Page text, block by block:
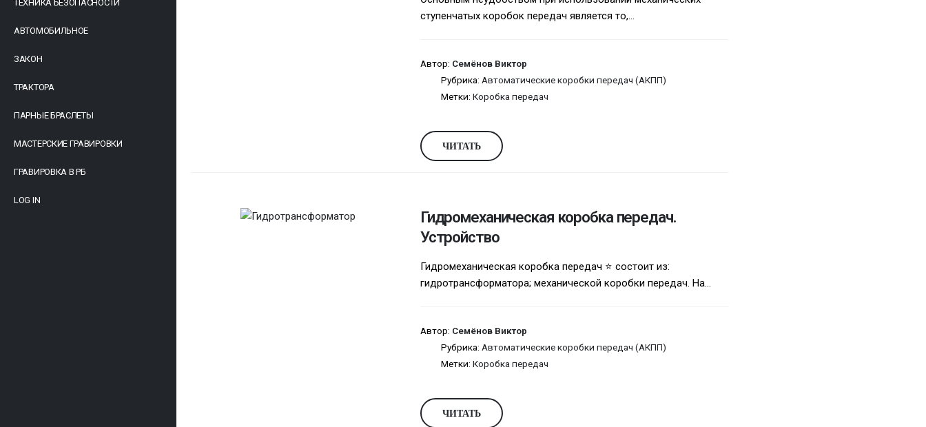
ТЕХНИКА БЕЗОПАСНОСТИ
АВТОМОБИЛЬНОЕ
ЗАКОН
ТРАКТОРА
ПАРНЫЕ БРАСЛЕТЫ
МАСТЕРСКИЕ ГРАВИРОВКИ
ГРАВИРОВКА В РБ
LOG IN
ступенчатых коробок передач является то,...
Автор: Семёнов Виктор
Рубрика: Автоматические коробки передач (АКПП)
Метки: Коробка передач
ЧИТАТЬ
Гидромеханическая коробка передач.
Устройство
Гидромеханическая коробка передач ⭐ состоит из:
гидротрансформатора; механической коробки передач. На...
Автор: Семёнов Виктор
Рубрика: Автоматические коробки передач (АКПП)
Метки: Коробка передач
ЧИТАТЬ